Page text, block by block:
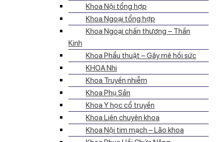
Khoa Nội tổng hợp
Khoa Ngoại tổng hợp
Khoa Ngoại chấn thương – Thần
Kinh
Khoa Phẩu thuật – Gây mê hồi sức
KHOA Nhi
Khoa Truyền nhiễm
Khoa Phụ Sản
Khoa Y học cổ truyền
Khoa Liên chuyên khoa
Khoa Nội tim mạch – Lão khoa